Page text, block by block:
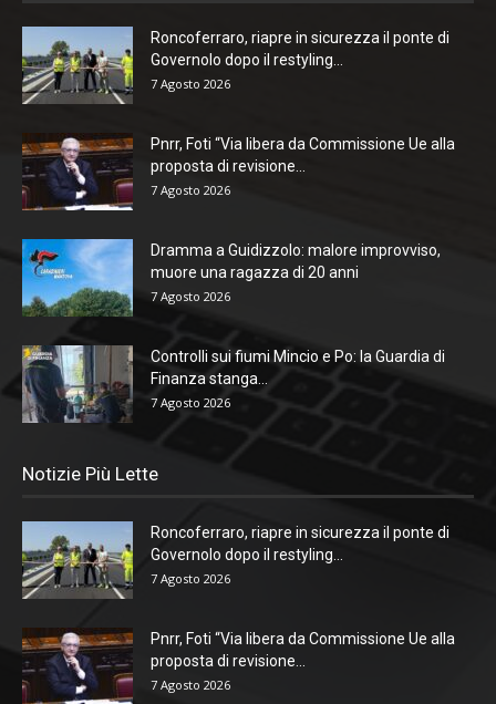
Roncoferraro, riapre in sicurezza il ponte di
Governolo dopo il restyling...
7 Agosto 2026
Pnrr, Foti “Via libera da Commissione Ue alla
proposta di revisione...
7 Agosto 2026
Dramma a Guidizzolo: malore improvviso,
muore una ragazza di 20 anni
7 Agosto 2026
Controlli sui fiumi Mincio e Po: la Guardia di
Finanza stanga...
7 Agosto 2026
Notizie Più Lette
Roncoferraro, riapre in sicurezza il ponte di
Governolo dopo il restyling...
7 Agosto 2026
Pnrr, Foti “Via libera da Commissione Ue alla
proposta di revisione...
7 Agosto 2026